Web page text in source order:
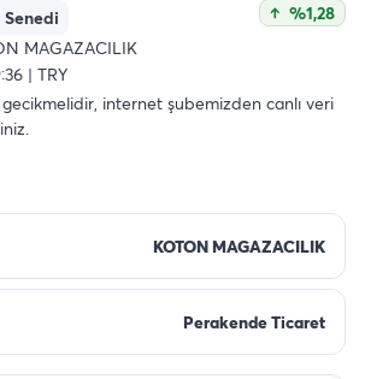
Senedi
MAGAZACILIK
%1,28
| TRY
internet şubemizden canlı veri
KOTON MAGAZACILIK
Perakende Ticaret